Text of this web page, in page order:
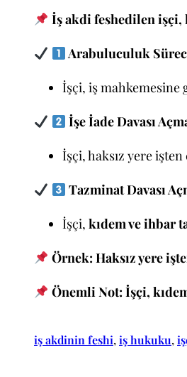
İş akdi feshedilen
Arabuluculuk
İşçi, iş mahkemesine
İşe İade Davası
İşçi, haksız yere işten
Tazminat Davası
İşçi, kıdem ve ihbar
Örnek: Haksız yere
Önemli Not: İşçi,
iş akdinin feshi, iş hukuku,